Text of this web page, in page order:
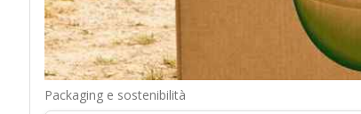
Packaging e sostenibilità